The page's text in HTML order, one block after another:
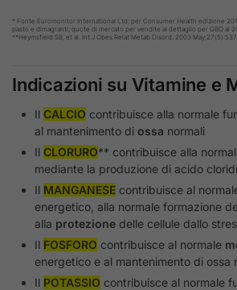
* Fonte Euromonitor International Ltd; per Consumer Health edizione
pasto e dimagranti; quote di mercato per vendite al dettaglio per GBO al
**Heymsfield SB, et al. Int J Obes Relat Metab Disord. 2003
Indicazioni su Vitamine e
Il CALCIO contribuisce alla normale
al mantenimento di ossa normali
Il CLORURO** contribuisce alla
mediante la produzione di acido
Il MANGANESE contribuisce al
energetico, alla normale formazione
alla protezione delle cellule dallo
Il FOSFORO contribuisce al normale
energetico e al mantenimento di ossa
Il POTASSIO contribuisce al normale